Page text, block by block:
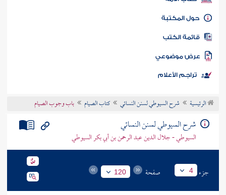
كتاب الأمة
المكتبة
الكتب
موضوعي
تراجم الأعلام
الرئيسية شرح السيوطي لسنن النسائي كتاب الصيام باب وجوب الصيام
شرح السيوطي لسنن النسائي
السيوطي - جلال الدين عبد الرحمن بن أبي بكر السيوطي
جزء 4 صفحة 120